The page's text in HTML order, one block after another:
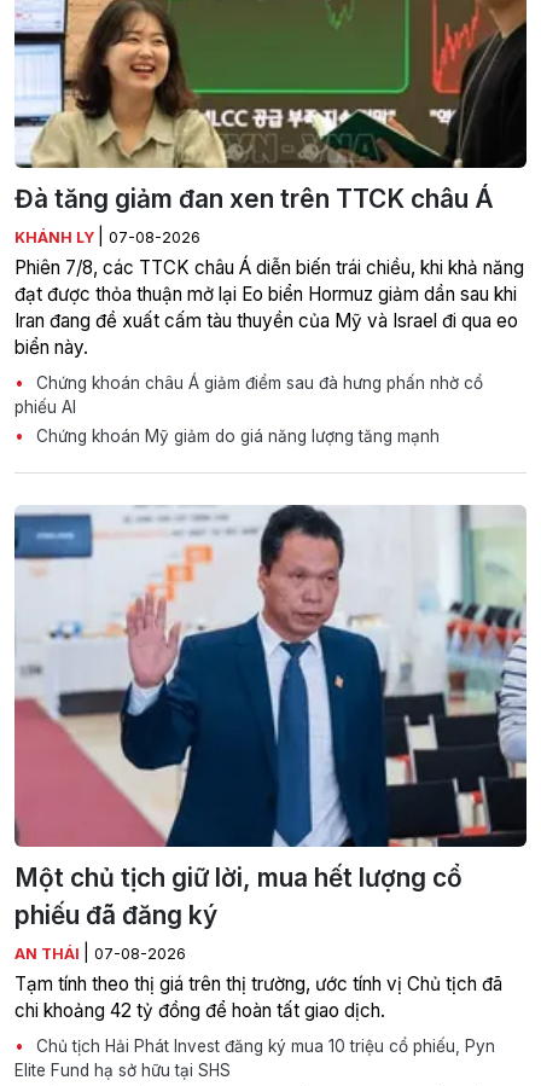
Đà tăng giảm đan xen trên TTCK châu Á
KHÁNH LY 07-08-2026
Phiên 7/8, các TTCK châu Á diễn biến trái chiều, khi khả năng
đạt được thỏa thuận mở lại Eo biển Hormuz giảm dần sau khi
Iran đang đề xuất cấm tàu thuyền của Mỹ và Israel đi qua eo
biển này.
Chứng khoán châu Á giảm điểm sau đà hưng phấn nhờ cổ
phiếu AI
Chứng khoán Mỹ giảm do giá năng lượng tăng mạnh
Một chủ tịch giữ lời, mua hết lượng cổ
phiếu đã đăng ký
AN THÁI 07-08-2026
Tạm tính theo thị giá trên thị trường, ước tính vị Chủ tịch đã
chi khoảng 42 tỷ đồng để hoàn tất giao dịch.
Chủ tịch Hải Phát Invest đăng ký mua 10 triệu cổ phiếu, Pyn
Elite Fund hạ sở hữu tại SHS